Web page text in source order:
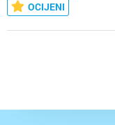
OCIJENI